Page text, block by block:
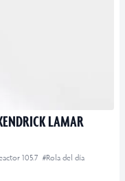
LAMAR
105.7 #Rola del día